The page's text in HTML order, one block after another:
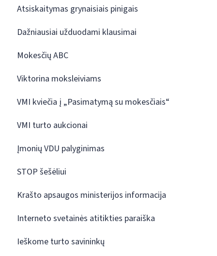
Atsiskaitymas grynaisiais pinigais
Dažniausiai užduodami klausimai
Mokesčių ABC
Viktorina moksleiviams
VMI kviečia į „Pasimatymą su mokesčiais“
VMI turto aukcionai
Įmonių VDU palyginimas
STOP šešėliui
Krašto apsaugos ministerijos informacija
Interneto svetainės atitikties paraiška
Ieškome turto savininkų